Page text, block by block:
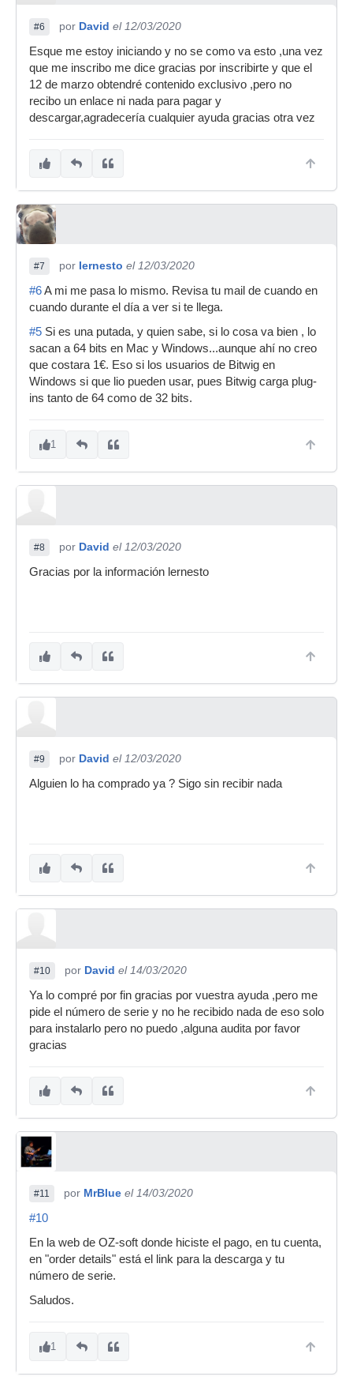
#6 por David el 12/03/2020
Esque me estoy iniciando y no se como va esto ,una vez
que me inscribo me dice gracias por inscribirte y que el
12 de marzo obtendré contenido exclusivo ,pero no
recibo un enlace ni nada para pagar y
descargar,agradecería cualquier ayuda gracias otra vez
#7 por Iernesto el 12/03/2020
#6A mi me pasa lo mismo. Revisa tu mail de cuando en
cuando durante el día a ver si te llega.
#5 Si es una putada, y quien sabe, si lo cosa va bien , lo
sacan a 64 bits en Mac y Windows...aunque ahí no creo
que costara 1€. Eso si los usuarios de Bitwig en
Windows si que lio pueden usar, pues Bitwig carga plug-
ins tanto de 64 como de 32 bits.
1
#8 por David el 12/03/2020
Gracias por la información lernesto
#9 por David el 12/03/2020
Alguien lo ha comprado ya ? Sigo sin recibir nada
#10 por David el 14/03/2020
Ya lo compré por fin gracias por vuestra ayuda ,pero me
pide el número de serie y no he recibido nada de eso solo
para instalarlo pero no puedo ,alguna audita por favor
gracias
#11 por MrBlue el 14/03/2020
#10
En la web de OZ-soft donde hiciste el pago, en tu cuenta,
en "order details" está el link para la descarga y tu
número de serie.
Saludos.
1